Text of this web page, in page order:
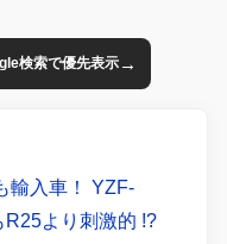
検索で優先表示→
輸入車！ YZF-
より刺激的 !?